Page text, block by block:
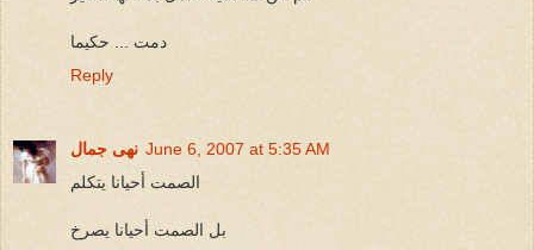
دمت ... حكيما
Reply
نهى جمال June 6, 2007 at 5:35 AM
الصمت أحيانا يتكلم
بل الصمت أحيانا يصرخ